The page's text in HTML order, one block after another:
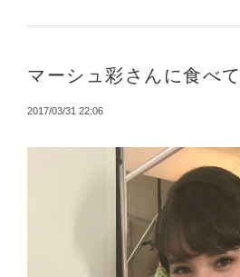
マーシュ彩さんに食べ
2017/03/31 22:06